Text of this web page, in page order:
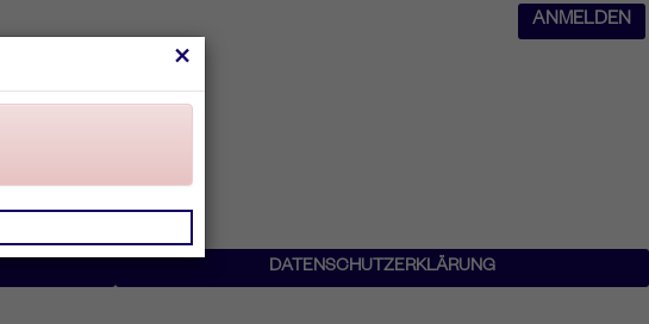
ANMELDEN
×
DATENSCHUTZERKLÄRUNG